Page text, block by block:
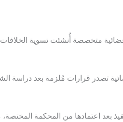
متخصصة أُنشئت تسوية الخلافات
تصدر قرارات مُلزمة بعد دراسة
بعد اعتمادها من المحكمة المختصة،